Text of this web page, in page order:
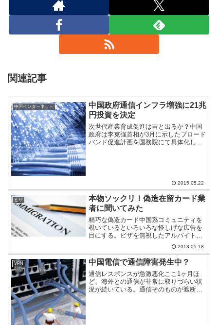
関連記事
中国インターネット
中国政府通信インフラ増強に21兆
円投資を決定
次世代産業育成促進は吉と出るか？中国
政府は李克強首相が3月に示したブロード
バンド促進計画を国務院にて具体化し、
2015.05.22
ビザ
本物ソックリ！偽造在留カード業
者に聞いてみた
精巧な偽造カード中国系コミュニティを
覗いているといろいろな怪しげな広告を
目にする。ビザを無視したアルバイトか
ら地下銀行までいろいろだ。今回は数多
ある怪しげな広告の中から、偽造在留カ
ード業者に話を聞けたのでご紹介。
2018.05.18
VPN 中国電信で通信障害発生中？
通信レスポンスが急激悪化ここ1ヶ月ほ
ど、海外との通信が非常に取りづらい状
況が続いている。通信そのものが遮断さ